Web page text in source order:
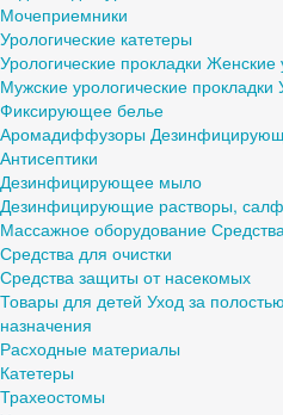
Мочеприемники
Урологические катетеры
Урологические прокладки Женские
Мужские урологические прокладки
Фиксирующее белье
Аромадиффузоры
Антисептики
Дезинфицирующее мыло
Дезинфицирующие растворы,
Массажное оборудование
Средства для очистки
Средства защиты от насекомых
Товары для детей Уход за
назначения
Расходные материалы
Катетеры
Трахеостомы